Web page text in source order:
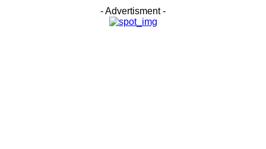
- Advertisment -